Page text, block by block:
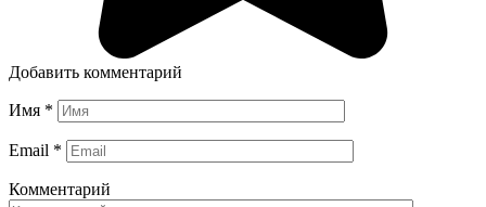
Добавить комментарий
Имя *
Email *
Комментарий